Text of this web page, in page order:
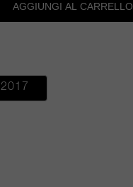
AGGIUNGI AL CARRELLO
2017